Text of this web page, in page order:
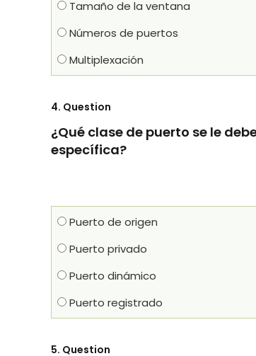
Tamaño de la ventana
Números de puertos
Multiplexación
4. Question
¿Qué clase de puerto se le
específica?
Puerto de origen
Puerto privado
Puerto dinámico
Puerto registrado
5. Question